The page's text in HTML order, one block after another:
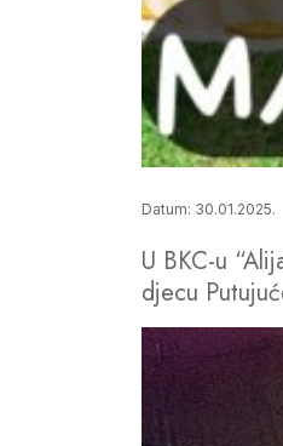
Datum: 30.01.2025.
U BKC-u
djecu